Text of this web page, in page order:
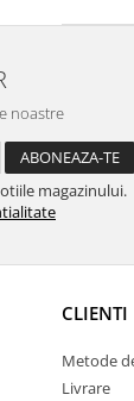
noastre
magazinului.
CLIENTI
Metode
Livrare